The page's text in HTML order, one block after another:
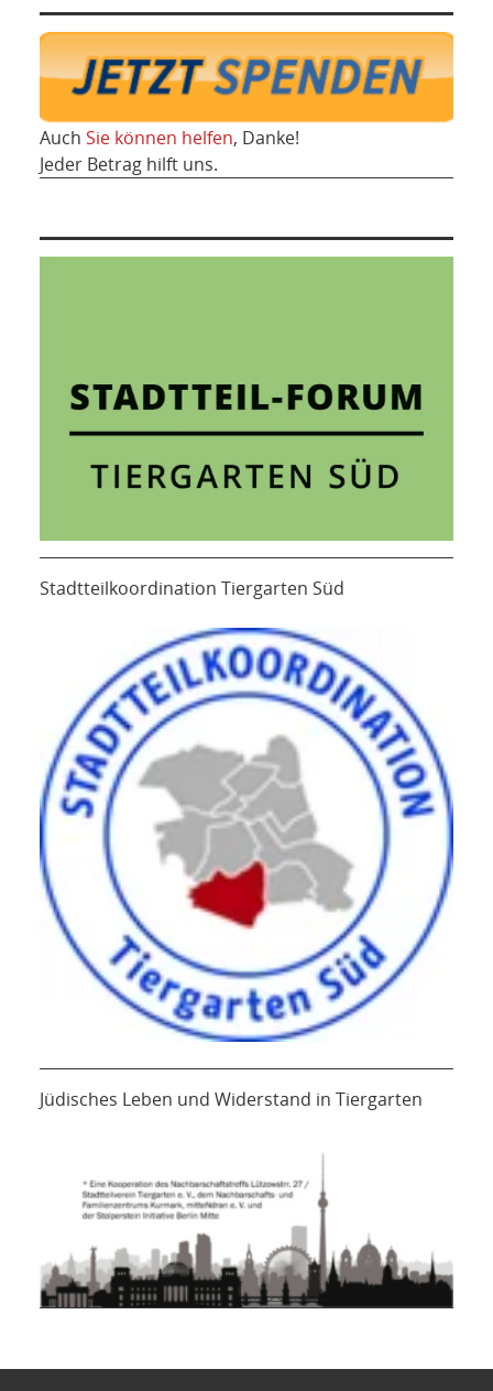
Auch Sie können helfen, Danke!
Jeder Betrag hilft uns.
Stadtteilkoordination Tiergarten Süd
Jüdisches Leben und Widerstand in Tiergarten